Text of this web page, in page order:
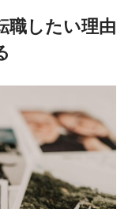
職したい理由